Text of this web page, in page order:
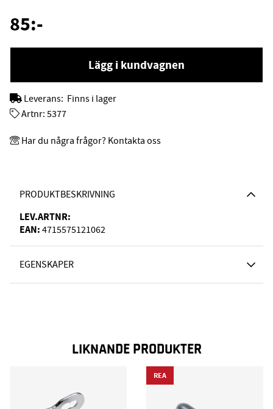
PRODUKTBESKRIVNING
LEV.ARTNR:
EAN: 4715575121062
EGENSKAPER
85:-
Lägg i kundvagnen
Leverans: Finns i lager
Artnr: 5377
Har du några frågor? Kontakta oss
LIKNANDE PRODUKTER
REA